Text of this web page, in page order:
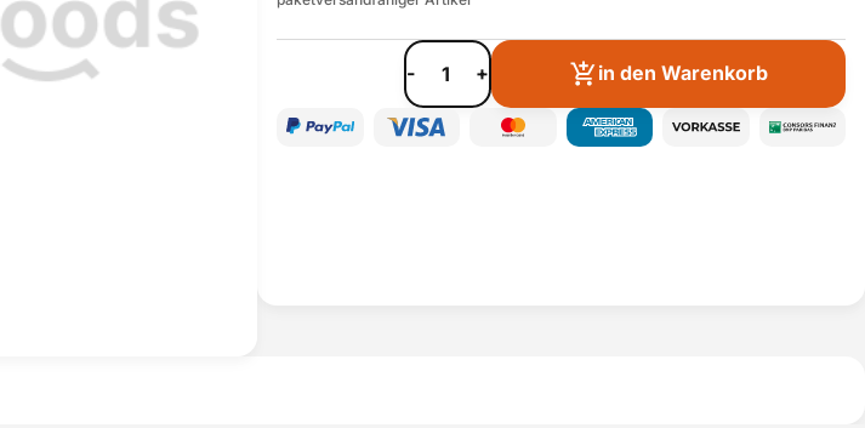
- + in den Warenkorb